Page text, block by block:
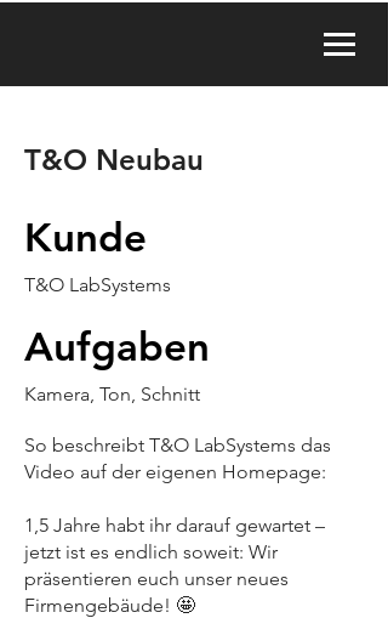
T&O Neubau
Kunde
T&O LabSystems
Aufgaben
Kamera, Ton, Schnitt
So beschreibt T&O LabSystems das
Video auf der eigenen Homepage:
1,5 Jahre habt ihr darauf gewartet –
jetzt ist es endlich soweit: Wir
präsentieren euch unser neues
Firmengebäude! 🤩